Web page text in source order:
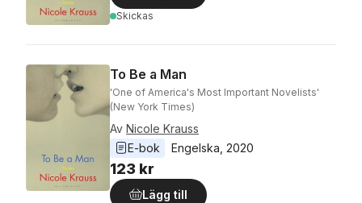
Skickas
To Be a Man
'One of America's Most Important Novelists'
(New York Times)
Av Nicole Krauss
E-bok
Engelska 2020
123 kr
Lägg till